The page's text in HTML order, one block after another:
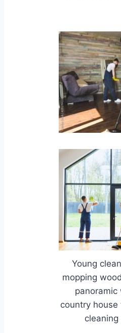
Young
mopping
panoramic
country house